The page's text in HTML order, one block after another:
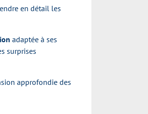
en détail les
adaptée à ses
surprises
approfondie des